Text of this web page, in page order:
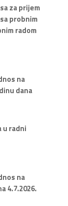
za prijem
probnim
radom
na
dana
u radni
na
4.7.2026.